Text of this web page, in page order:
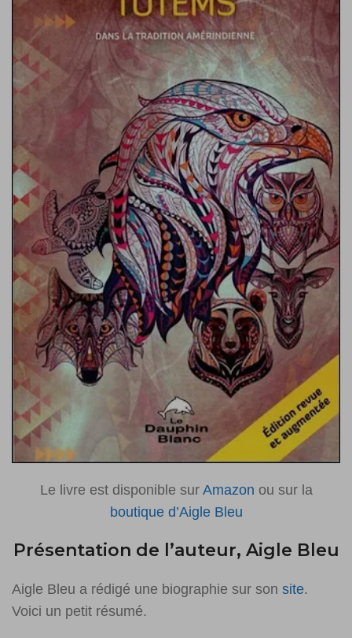
Le livre est disponible sur Amazon ou sur la
boutique d’Aigle Bleu
Présentation de l’auteur, Aigle Bleu
Aigle Bleu a rédigé une biographie sur son site.
Voici un petit résumé.